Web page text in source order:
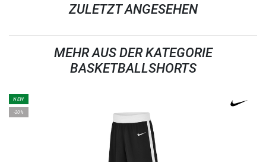
ZULETZT ANGESEHEN
MEHR AUS DER KATEGORIE
BASKETBALLSHORTS
NEW
-20%